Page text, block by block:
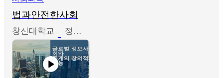
법과안전한사회
창신대학교 정연균